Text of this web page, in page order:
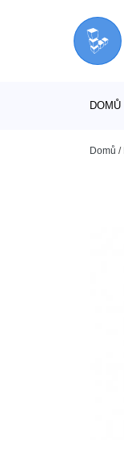
DOMŮ
Domů /